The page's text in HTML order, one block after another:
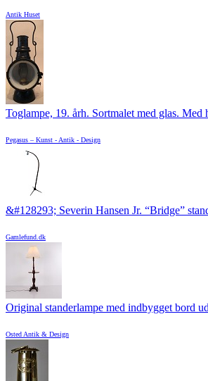
Antik Huset
Toglampe, 19. årh. Sortmalet med glas. Med
Pegasus – Kunst - Antik - Design
&#128293; Severin Hansen Jr. “Bridge”
Gamlefund.dk
Original standerlampe med indbygget bord
Osted Antik & Design